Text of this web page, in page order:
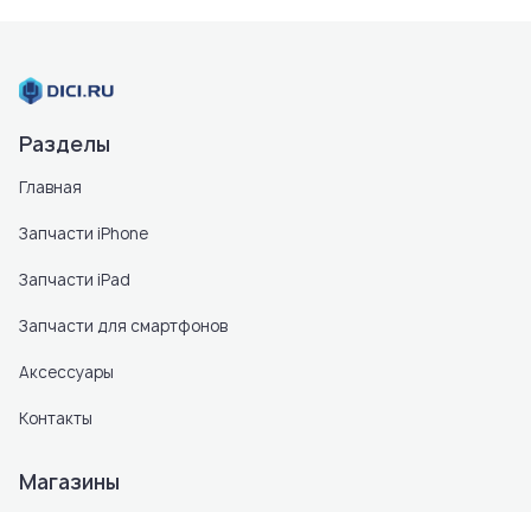
Разделы
Главная
Запчасти iPhone
Запчасти iPad
Запчасти для смартфонов
Аксессуары
Контакты
Магазины